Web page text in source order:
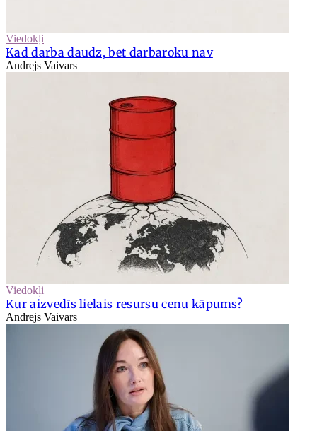
Viedokļi
Kad darba daudz, bet darbaroku nav
Andrejs Vaivars
Viedokļi
Kur aizvedīs lielais resursu cenu kāpums?
Andrejs Vaivars